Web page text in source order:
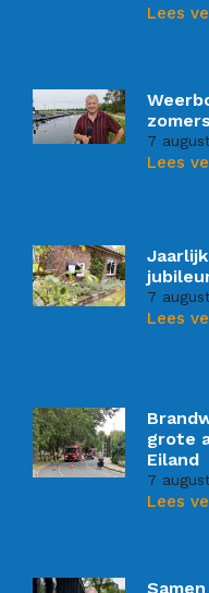
Lees
7
Lees
7
Lees
grote
Eiland
7
Lees